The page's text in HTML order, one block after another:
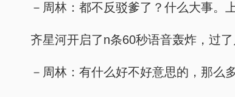
－周林：都不反驳爹了？什么大事。
齐星河开启了n条60秒语音轰炸，过
－周林：有什么好不好意思的，那么